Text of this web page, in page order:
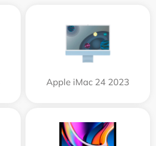
Apple iMac 24 2023